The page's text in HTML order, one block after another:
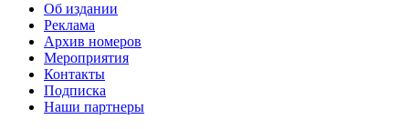
Об издании
Реклама
Архив номеров
Мероприятия
Контакты
Подписка
Наши партнеры